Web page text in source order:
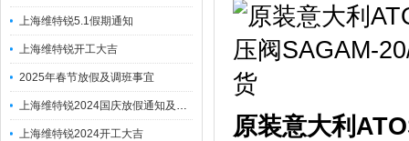
上海维特锐5.1假期通知
上海维特锐开工大吉
2025年春节放假及调班事宜
上海维特锐2024国庆放假通知及调休安排
上海维特锐2024开工大吉
原装意大利